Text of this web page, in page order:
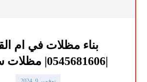
بناء مظلات في ام
|0545681606| مظلات سيارات